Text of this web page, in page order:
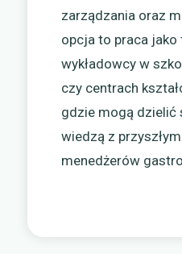
zarządzania oraz
opcja to praca jako
wykładowcy w
czy centrach
gdzie mogą dzielić
wiedzą z
menedżerów